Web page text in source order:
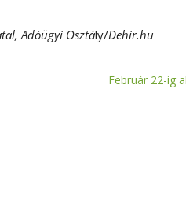
Adóügyi Osztály/Dehir.hu
Február 22-ig